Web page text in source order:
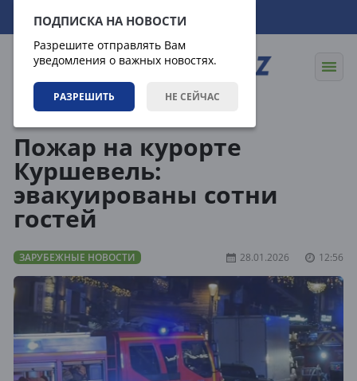
ПОДПИСКА НА НОВОСТИ
Разрешите отправлять Вам
уведомления о важных новостях.
РАЗРЕШИТЬ НЕ СЕЙЧАС
09.08.2026 07:16:05
Пожар на курорте
Куршевель:
эвакуированы сотни
гостей
ЗАРУБЕЖНЫЕ НОВОСТИ 28.01.2026 12:56